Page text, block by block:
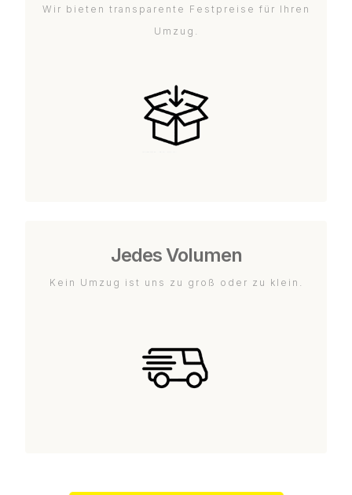
Wir bieten transparente Festpreise für Ihren
Umzug.
Jedes Volumen
Kein Umzug ist uns zu groß oder zu klein.